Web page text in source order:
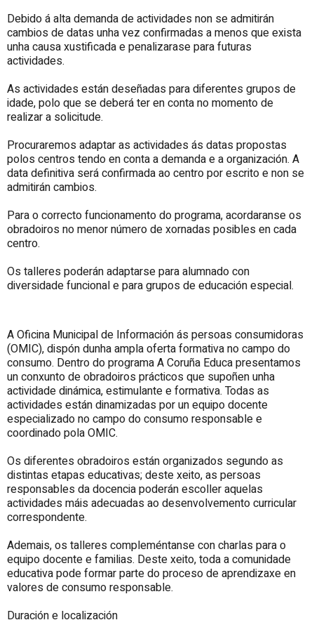
Debido á alta demanda de actividades non se admitirán
cambios de datas unha vez confirmadas a menos que exista
unha causa xustificada e penalizarase para futuras
actividades.
As actividades están deseñadas para diferentes grupos de
idade, polo que se deberá ter en conta no momento de
realizar a solicitude.
Procuraremos adaptar as actividades ás datas propostas
polos centros tendo en conta a demanda e a organización. A
data definitiva será confirmada ao centro por escrito e non se
admitirán cambios.
Para o correcto funcionamento do programa, acordaranse os
obradoiros no menor número de xornadas posibles en cada
centro.
Os talleres poderán adaptarse para alumnado con
diversidade funcional e para grupos de educación especial.
A Oficina Municipal de Información ás persoas consumidoras
(OMIC), dispón dunha ampla oferta formativa no campo do
consumo. Dentro do programa A Coruña Educa presentamos
un conxunto de obradoiros prácticos que supoñen unha
actividade dinámica, estimulante e formativa. Todas as
actividades están dinamizadas por un equipo docente
especializado no campo do consumo responsable e
coordinado pola OMIC.
Os diferentes obradoiros están organizados segundo as
distintas etapas educativas; deste xeito, as persoas
responsables da docencia poderán escoller aquelas
actividades máis adecuadas ao desenvolvemento curricular
correspondente.
Ademais, os talleres compleméntanse con charlas para o
equipo docente e familias. Deste xeito, toda a comunidade
educativa pode formar parte do proceso de aprendizaxe en
valores de consumo responsable.
Duración e localización